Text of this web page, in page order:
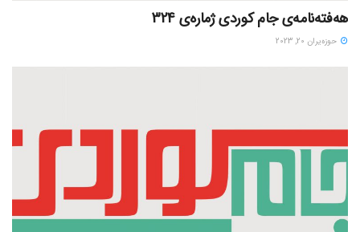
هەفتەنامەی جام کوردی ژمارەی 324
حوزه‌یران 20, 2023